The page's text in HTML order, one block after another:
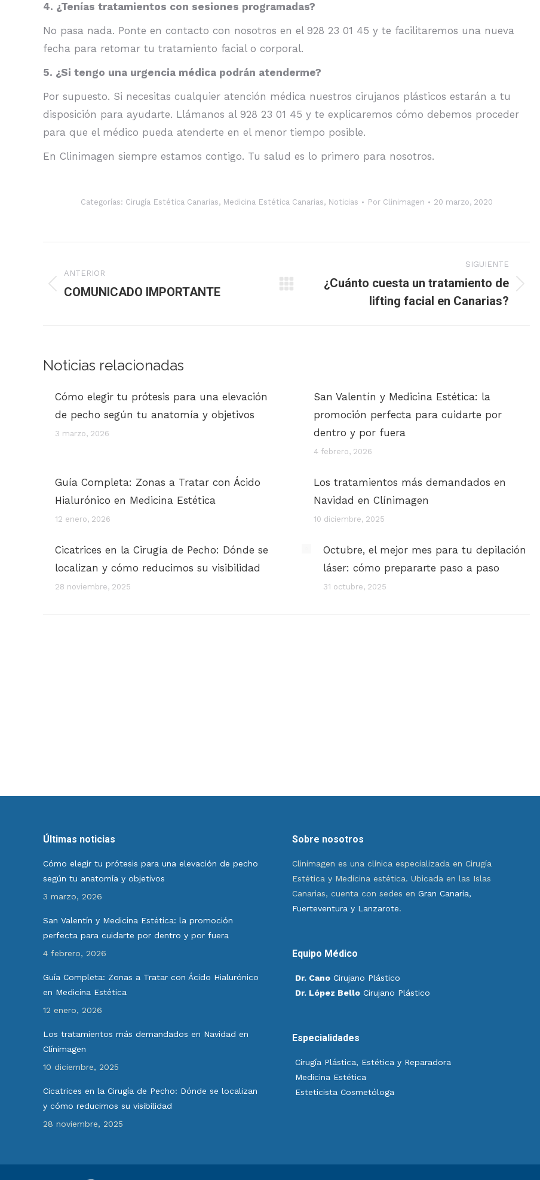
4. ¿Tenías tratamientos con sesiones programadas?
No pasa nada. Ponte en contacto con nosotros en el 928 23 01 45 y te facilitaremos una nueva
fecha para retomar tu tratamiento facial o corporal.
5. ¿Si tengo una urgencia médica podrán atenderme?
Por supuesto. Si necesitas cualquier atención médica nuestros cirujanos plásticos estarán a tu
disposición para ayudarte. Llámanos al 928 23 01 45 y te explicaremos cómo debemos proceder
para que el médico pueda atenderte en el menor tiempo posible.
En Clinimagen siempre estamos contigo. Tu salud es lo primero para nosotros.
Categorías: Cirugía Estética Canarias, Medicina Estética Canarias, Noticias Por Clinimagen 20 marzo, 2020
entre
ANTERIOR
Publicación
COMUNICADO IMPORTANTE
SIGUIENTE
Publicación
¿Cuánto cuesta un tratamiento de
lifting facial en Canarias?
Noticias relacionadas
Cómo elegir tu prótesis para una elevación
de pecho según tu anatomía y objetivos
3 marzo, 2026
San Valentín y Medicina Estética: la
promoción perfecta para cuidarte por
dentro y por fuera
4 febrero, 2026
Guía Completa: Zonas a Tratar con Ácido
Hialurónico en Medicina Estética
12 enero, 2026
Los tratamientos más demandados en
Navidad en Clínimagen
10 diciembre, 2025
Cicatrices en la Cirugía de Pecho: Dónde se
localizan y cómo reducimos su visibilidad
28 noviembre, 2025
Octubre, el mejor mes para tu depilación
láser: cómo prepararte paso a paso
31 octubre, 2025
Últimas noticias
Cómo elegir tu prótesis para una elevación de pecho
según tu anatomía y objetivos
3 marzo, 2026
San Valentín y Medicina Estética: la promoción
perfecta para cuidarte por dentro y por fuera
4 febrero, 2026
Guía Completa: Zonas a Tratar con Ácido Hialurónico
en Medicina Estética
12 enero, 2026
Los tratamientos más demandados en Navidad en
Clínimagen
10 diciembre, 2025
Cicatrices en la Cirugía de Pecho: Dónde se localizan
y cómo reducimos su visibilidad
28 noviembre, 2025
Sobre nosotros
Clinimagen es una clínica especializada en Cirugía
Estética y Medicina estética. Ubicada en las Islas
Canarias, cuenta con sedes en Gran Canaria,
Fuerteventura y Lanzarote.
Equipo Médico
Dr. CanoCirujano Plástico
Dr. López BelloCirujano Plástico
Especialidades
Cirugía Plástica, Estética y Reparadora
Medicina Estética
Esteticista Cosmetóloga